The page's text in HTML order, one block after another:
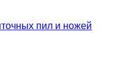
пил и ножей